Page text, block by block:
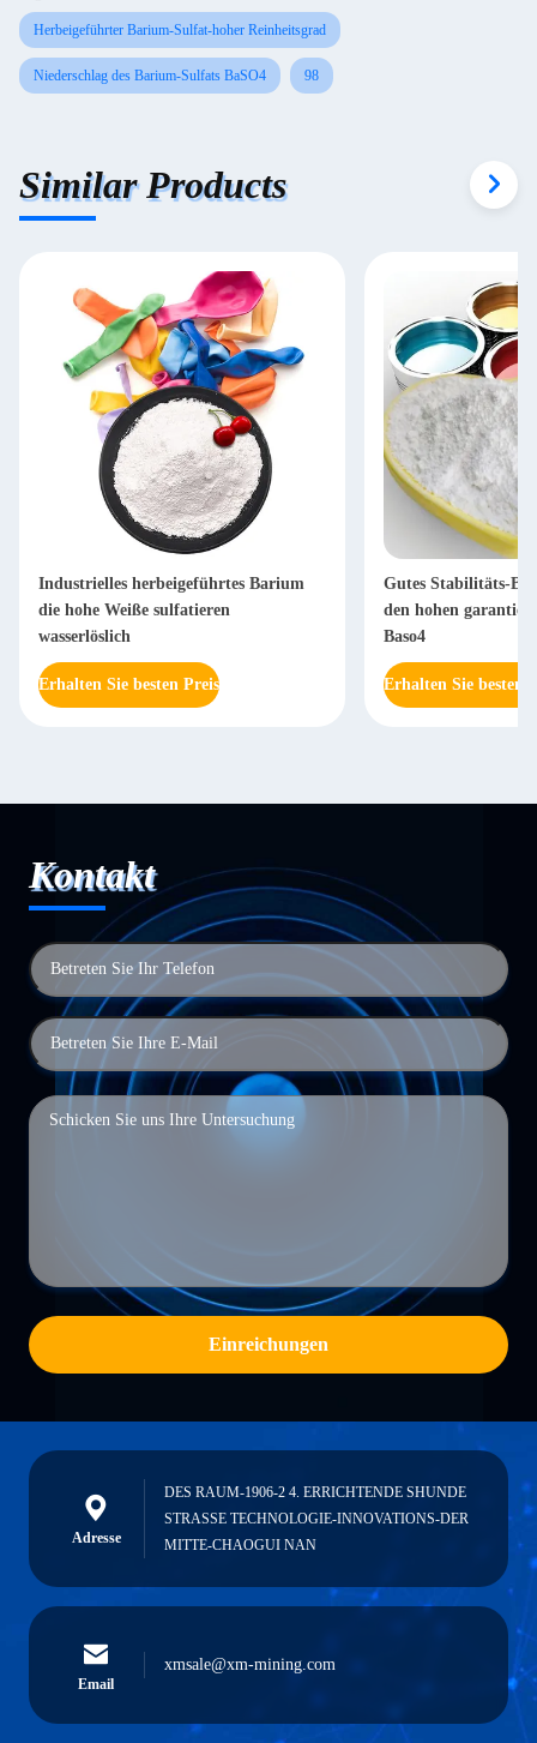
Herbeigeführter Barium-Sulfat-hoher Reinheitsgrad
Niederschlag des Barium-Sulfats BaSO4 98
Similar Products
Industrielles herbeigeführtes Barium
die hohe Weiße sulfatieren
wasserlöslich
Erhalten Sie besten Preis
Gutes Stabilitäts-
den hohen
Baso4
Erhalten Sie besten
Kontakt
Einreichungen
Adresse
DES RAUM-1906-2 4. ERRICHTENDE SHUNDE
STRASSE TECHNOLOGIE-INNOVATIONS-DER
MITTE-CHAOGUI NAN
Email
xmsale@xm-mining.com